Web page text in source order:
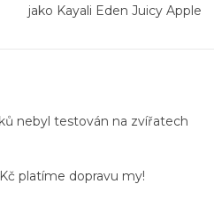
jako Kayali Eden Juicy Apple
nebyl testován na zvířatech
platíme dopravu my!